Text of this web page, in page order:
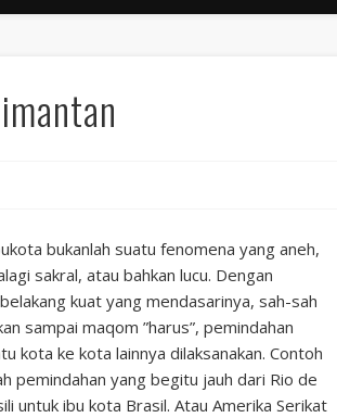
bukanlah suatu fenomena yang aneh,
sakral, atau bahkan lucu. Dengan
kuat yang mendasarinya, sah-sah
sampai maqom ”harus”, pemindahan
kota ke kota lainnya dilaksanakan. Contoh
pemindahan yang begitu jauh dari Rio de
untuk ibu kota Brasil. Atau Amerika Serikat